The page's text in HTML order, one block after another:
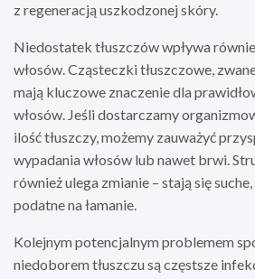
z regeneracją uszkodzonej skóry.
Niedostatek tłuszczów wpływa
włosów. Cząsteczki tłuszczowe,
mają kluczowe znaczenie dla
włosów. Jeśli dostarczamy
ilość tłuszczy, możemy zauważyć
wypadania włosów lub nawet brwi.
również ulega zmianie – stają się
podatne na łamanie.
Kolejnym potencjalnym problemem
niedoborem tłuszczu są częstsze